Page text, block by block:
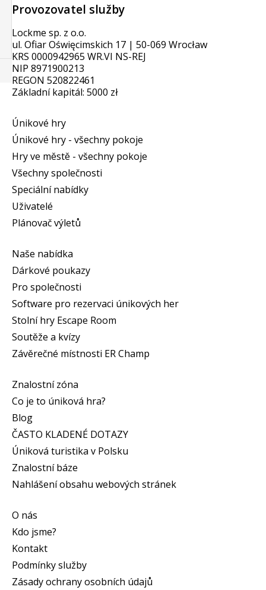
Provozovatel služby
Lockme sp. z o.o.
ul. Ofiar Oświęcimskich 17 | 50-069 Wrocław
KRS 0000942965 WR.VI NS-REJ
NIP 8971900213
REGON 520822461
Základní kapitál: 5000 zł
Únikové hry
Únikové hry - všechny pokoje
Hry ve městě - všechny pokoje
Všechny společnosti
Speciální nabídky
Uživatelé
Plánovač výletů
Naše nabídka
Dárkové poukazy
Pro společnosti
Software pro rezervaci únikových her
Stolní hry Escape Room
Soutěže a kvízy
Závěrečné místnosti ER Champ
Znalostní zóna
Co je to úniková hra?
Blog
ČASTO KLADENÉ DOTAZY
Úniková turistika v Polsku
Znalostní báze
Nahlášení obsahu webových stránek
O nás
Kdo jsme?
Kontakt
Podmínky služby
Zásady ochrany osobních údajů